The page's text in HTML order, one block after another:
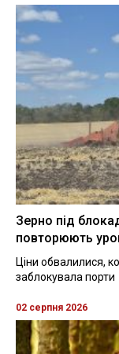
Зерно під
повторюють
Ціни обвалилися,
заблокувала порти
02 серпня 2026